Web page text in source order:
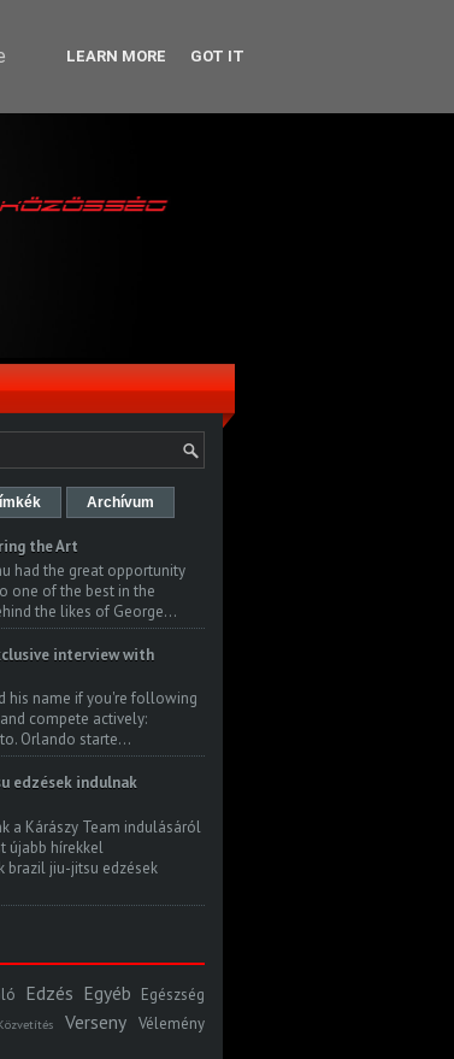
Archívum
the Art
had the great opportunity
one of the best in the
the likes of George...
interview with
his name if you're following
compete actively:
Orlando starte...
edzések indulnak
a Kárászy Team indulásáról
újabb hírekkel
brazil jiu-jitsu edzések
Edzés Egyéb Egészség
Verseny Vélemény
LEARN MORE GOT IT